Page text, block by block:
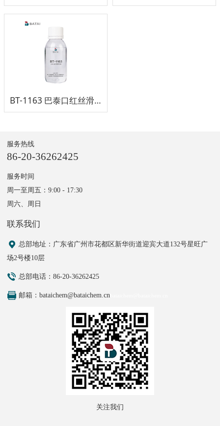
BT-1163 巴泰口红丝滑弹性液 口红丝滑弹性液
服务热线
86-20-36262425
服务时间
周一至周五：9:00 - 17:30
周六、周日
联系我们
总部地址 ：广东省广州市花都区新华街道迎宾大道132号星旺广
场2号楼10层
总部电话：86-20-36262425
邮箱：bataichem@bataichem.cn
关注我们